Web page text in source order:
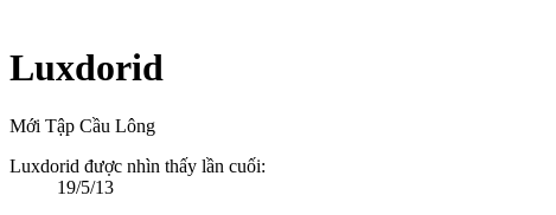
Luxdorid
Mới Tập Cầu Lông
Luxdorid được nhìn thấy lần cuối:
19/5/13